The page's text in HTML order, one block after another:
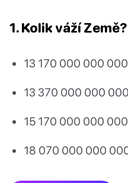
1. Kolik váží Země?
13 170 000 000
13 370 000 000
15 170 000 000
18 070 000 000